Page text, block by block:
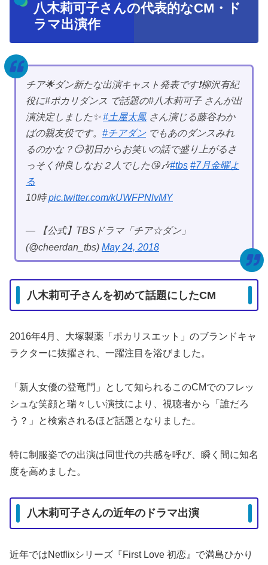
八木莉可子さんの代表的なCM・ド
ラマ出演作
チア🌟ダン新たな出演キャスト発表です❗️柳沢有紀
役に#ポカリダンス で話題の#八木莉可子 さんが出
演決定しました✨#土屋太鳳 さん演じる藤谷わか
ばの親友役です。 #チアダンでもあのダンスみれ
るのかな？😏初日からお笑いの話で盛り上がるさ
っそく仲良しなお２人でした😘🎶#tbs #7月金曜よ
る
10時pic.twitter.com/kUWFPNlvMY
— 【公式】TBSドラマ「チア☆ダン」
(@cheerdan_tbs) May 24, 2018
八木莉可子さんを初めて話題にしたCM
2016年4月、大塚製薬「ポカリスエット」のブランドキャ
ラクターに抜擢され、一躍注目を浴びました。
「新人女優の登竜門」として知られるこのCMでのフレッ
シュな笑顔と瑞々しい演技により、視聴者から「誰だろ
う？」と検索されるほど話題となりました。
特に制服姿での出演は同世代の共感を呼び、瞬く間に知名
度を高めました。
八木莉可子さんの近年のドラマ出演
近年ではNetflixシリーズ『First Love 初恋』で満島ひかり